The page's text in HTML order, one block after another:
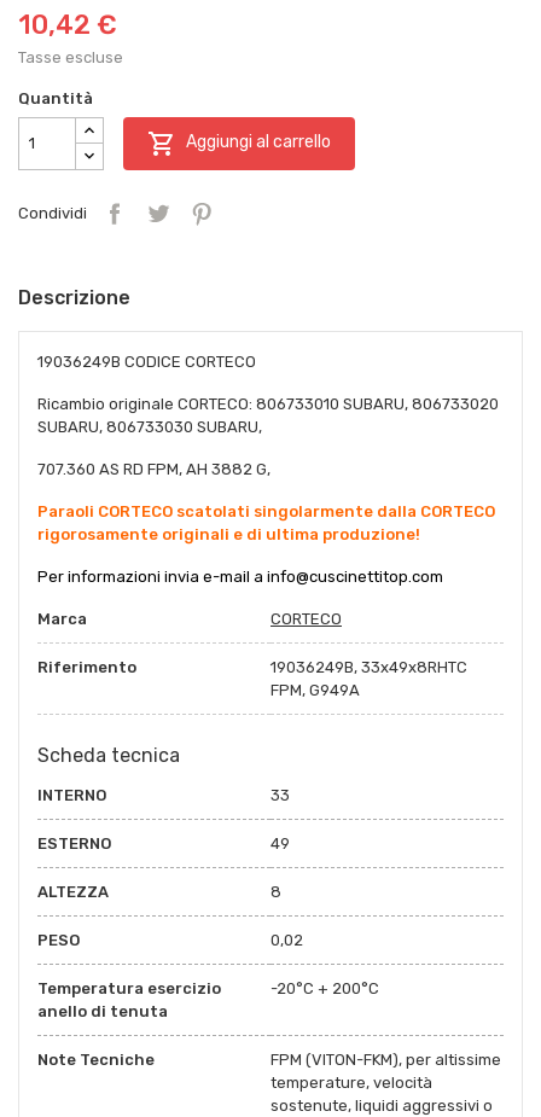
10,42 €
Tasse escluse
Quantità
 Aggiungi al carrello
Condividi
Descrizione
19036249B CODICE CORTECO
Ricambio originale CORTECO: 806733010 SUBARU, 806733020
SUBARU, 806733030 SUBARU,
707.360 AS RD FPM, AH 3882 G,
Paraoli CORTECO scatolati singolarmente dalla CORTECO
rigorosamente originali e di ultima produzione!
Per informazioni invia e-mail a info@cuscinettitop.com
Marca CORTECO
Riferimento
19036249B, 33x49x8RHTC
FPM, G949A
Scheda tecnica
INTERNO 33
ESTERNO 49
ALTEZZA 8
PESO 0,02
Temperatura esercizio
anello di tenuta
-20°C + 200°C
Note Tecniche
FPM (VITON-FKM), per altissime
temperature, velocità
sostenute, liquidi aggressivi o